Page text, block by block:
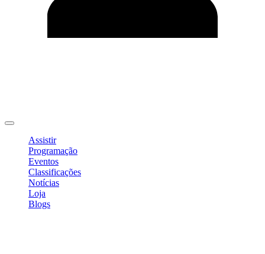
Assistir
Programação
Eventos
Classificações
Notícias
Loja
Blogs